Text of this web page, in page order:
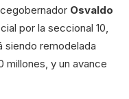
Osvaldo
por la seccional 10,
siendo remodelada
millones, y un avance